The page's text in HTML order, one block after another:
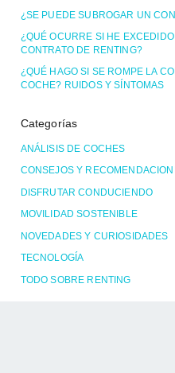
¿SE PUEDE SUBROGAR UN
¿QUÉ OCURRE SI HE
CONTRATO DE RENTING?
¿QUÉ HAGO SI SE ROMPE LA
COCHE? RUIDOS Y SÍNTOMAS
Categorías
ANÁLISIS DE COCHES
CONSEJOS Y
DISFRUTAR CONDUCIENDO
MOVILIDAD SOSTENIBLE
NOVEDADES Y CURIOSIDADES
TECNOLOGÍA
TODO SOBRE RENTING